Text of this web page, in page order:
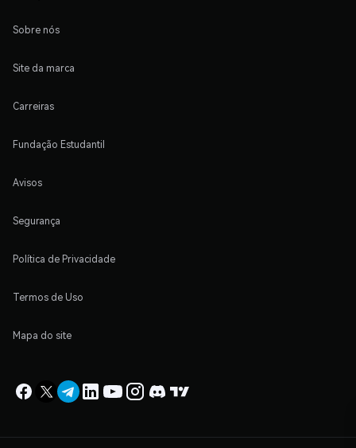
Sobre nós
Site da marca
Carreiras
Fundação Estudantil
Avisos
Segurança
Política de Privacidade
Termos de Uso
Mapa do site